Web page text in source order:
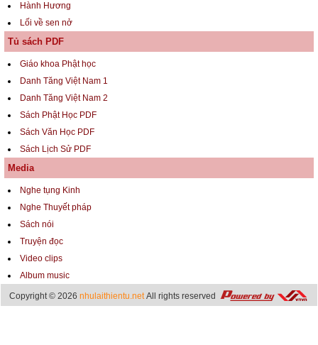
Hành Hương
Lối về sen nở
Tủ sách PDF
Giáo khoa Phật học
Danh Tăng Việt Nam 1
Danh Tăng Việt Nam 2
Sách Phật Học PDF
Sách Văn Học PDF
Sách Lịch Sử PDF
Media
Nghe tụng Kinh
Nghe Thuyết pháp
Sách nói
Truyện đọc
Video clips
Album music
Copyright © 2026 nhulaithientu.netAll rights reserved